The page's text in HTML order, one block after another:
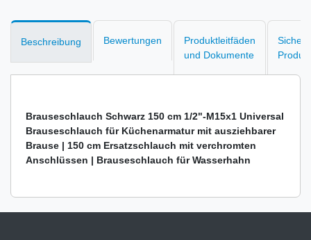
Beschreibung Bewertungen
Produktleitfäden
und Dokumente
Brauseschlauch Schwarz 150 cm 1/2"-M15x1 Universal
Brauseschlauch für Küchenarmatur mit ausziehbarer
Brause | 150 cm Ersatzschlauch mit verchromten
Anschlüssen | Brauseschlauch für Wasserhahn